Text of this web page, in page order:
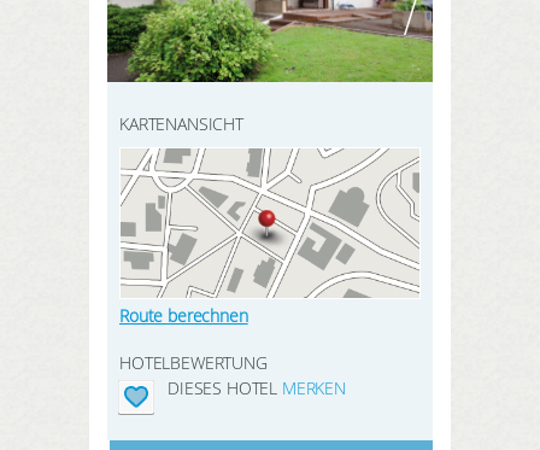
HIER REGISTRIEREN
Meine Buchungen
Meine Produkte
Meine Hotels
ANMELDEN
SUCHEN
KARTENANSICHT
Route berechnen
HOTELBEWERTUNG
DIESES HOTEL MERKEN